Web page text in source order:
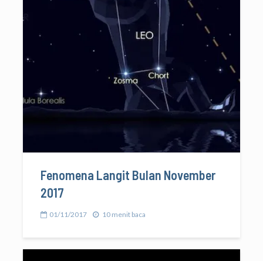
Fenomena Langit Bulan November
2017
01/11/2017 10 menit baca